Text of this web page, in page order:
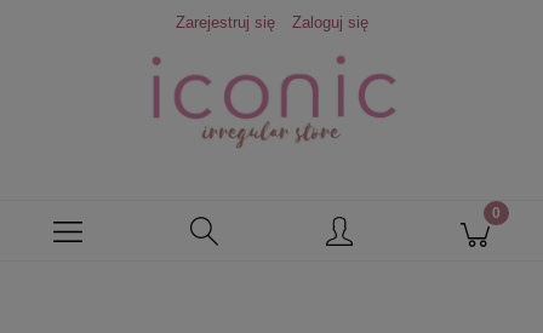
Zarejestruj się Zaloguj się